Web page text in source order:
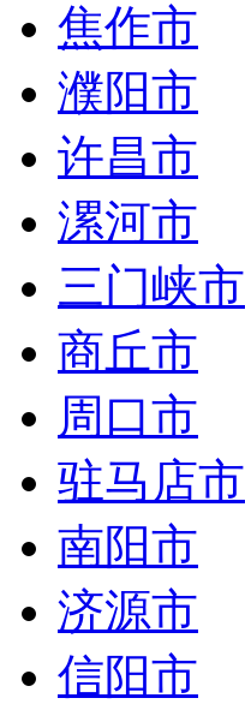
焦作市
濮阳市
许昌市
漯河市
三门峡市
商丘市
周口市
驻马店市
南阳市
济源市
信阳市